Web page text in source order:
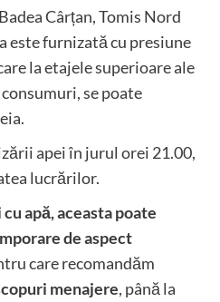
Cârțan, Tomis Nord
este furnizată cu presiune
la etajele superioare ale
se poate
apei în jurul orei 21.00,
lucrărilor.
apă, aceasta poate
de aspect
care recomandăm
menajere, până la